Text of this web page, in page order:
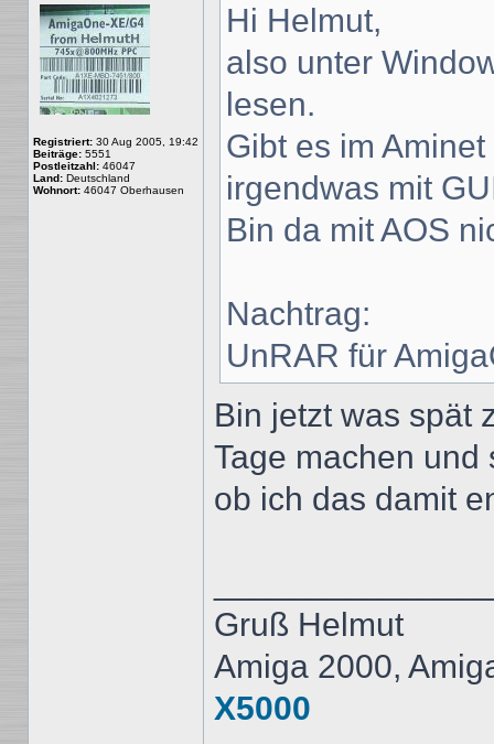
Registriert: 30 Aug 2005, 19:42
Beiträge: 5551
Postleitzahl: 46047
Land: Deutschland
Wohnort: 46047 Oberhausen
Hi Helmut,
also unter
lesen.
Gibt es im
irgendwas mit
Bin da mit AOS
Nachtrag:
UnRAR für
Bin jetzt was spät
Tage machen und
ob ich das damit
Gruß Helmut
Amiga 2000,
X5000